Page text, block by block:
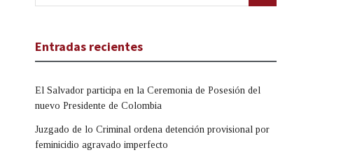
Entradas recientes
El Salvador participa en la Ceremonia de Posesión del
nuevo Presidente de Colombia
Juzgado de lo Criminal ordena detención provisional por
feminicidio agravado imperfecto